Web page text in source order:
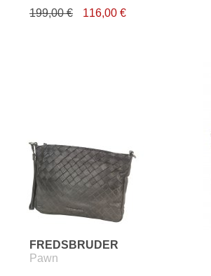
199,00 € 116,00 €
FREDSBRUDER
Pawn